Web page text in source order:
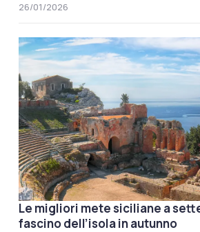
26/01/2026
Le migliori mete siciliane a
fascino dell’isola in autunno